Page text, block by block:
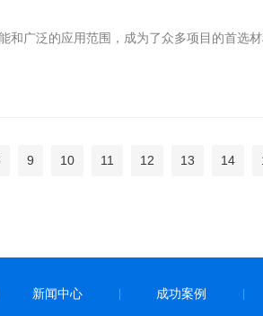
和广泛的应用范围，成为了众多项目的首选
9 10 11 12 13 14
新闻中心 成功案例